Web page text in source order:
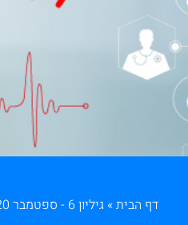
דף הבית»גיליון 6 - ספטמבר 2020